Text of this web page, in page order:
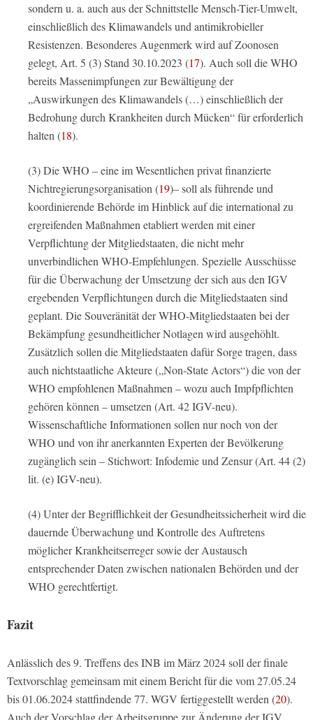
sondern u. a. auch aus der Schnittstelle Mensch-Tier-Umwelt,
einschließlich des Klimawandels und antimikrobieller
Resistenzen. Besonderes Augenmerk wird auf Zoonosen
gelegt, Art. 5 (3) Stand 30.10.2023 (17). Auch soll die WHO
bereits Massenimpfungen zur Bewältigung der
„Auswirkungen des Klimawandels (…) einschließlich der
Bedrohung durch Krankheiten durch Mücken“ für erforderlich
halten (18).
(3) Die WHO – eine im Wesentlichen privat finanzierte
Nichtregierungsorganisation (19)– soll als führende und
koordinierende Behörde im Hinblick auf die international zu
ergreifenden Maßnahmen etabliert werden mit einer
Verpflichtung der Mitgliedstaaten, die nicht mehr
unverbindlichen WHO-Empfehlungen. Spezielle Ausschüsse
für die Überwachung der Umsetzung der sich aus den IGV
ergebenden Verpflichtungen durch die Mitgliedstaaten sind
geplant. Die Souveränität der WHO-Mitgliedstaaten bei der
Bekämpfung gesundheitlicher Notlagen wird ausgehöhlt.
Zusätzlich sollen die Mitgliedstaaten dafür Sorge tragen, dass
auch nichtstaatliche Akteure („Non-State Actors“) die von der
WHO empfohlenen Maßnahmen – wozu auch Impfpflichten
gehören können – umsetzen (Art. 42 IGV-neu).
Wissenschaftliche Informationen sollen nur noch von der
WHO und von ihr anerkannten Experten der Bevölkerung
zugänglich sein – Stichwort: Infodemie und Zensur (Art. 44 (2)
lit. (e) IGV-neu).
(4) Unter der Begrifflichkeit der Gesundheitssicherheit wird die
dauernde Überwachung und Kontrolle des Auftretens
möglicher Krankheitserreger sowie der Austausch
entsprechender Daten zwischen nationalen Behörden und der
WHO gerechtfertigt.
Fazit
Anlässlich des 9. Treffens des INB im März 2024 soll der finale
Textvorschlag gemeinsam mit einem Bericht für die vom 27.05.24
bis 01.06.2024 stattfindende 77. WGV fertiggestellt werden (20).
Auch der Vorschlag der Arbeitsgruppe zur Änderung der IGV